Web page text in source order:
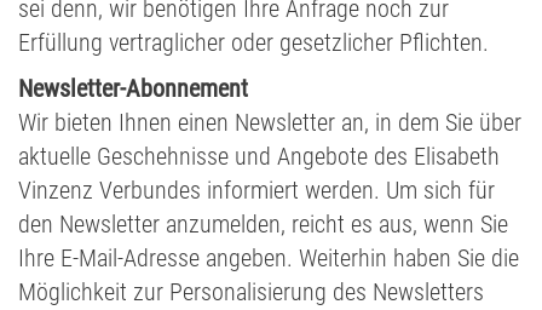
sei denn, wir benötigen Ihre Anfrage noch zur
Erfüllung vertraglicher oder gesetzlicher Pflichten.
Newsletter-Abonnement
Wir bieten Ihnen einen Newsletter an, in dem Sie über
aktuelle Geschehnisse und Angebote des Elisabeth
Vinzenz Verbundes informiert werden. Um sich für
den Newsletter anzumelden, reicht es aus, wenn Sie
Ihre E-Mail-Adresse angeben. Weiterhin haben Sie die
Möglichkeit zur Personalisierung des Newsletters